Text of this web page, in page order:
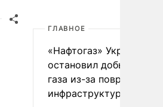
ГЛАВНОЕ
«Нафтогаз» Украины
остановил добычу
газа из-за повреждения
инфраструктуры